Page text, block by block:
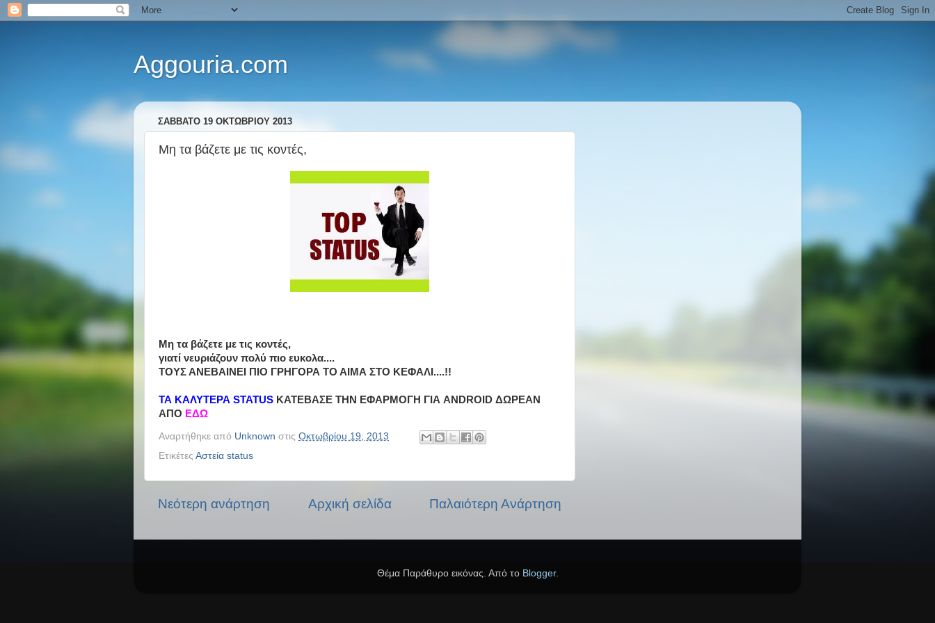
Aggouria.com
ΣΆΒΒΑΤΟ 19 ΟΚΤΩΒΡΊΟΥ 2013
Μη τα βάζετε με τις κοντές,
Μη τα βάζετε με τις κοντές,
γιατί νευριάζουν πολύ πιο ευκολα....
ΤΟΥΣ ΑΝΕΒΑΙΝΕΙ ΠΙΟ ΓΡΗΓΟΡΑ ΤΟ ΑΙΜΑ ΣΤΟ ΚΕΦΑΛΙ....!!
ΤΑ ΚΑΛΥΤΕΡΑ STATUS ΚΑΤΕΒΑΣΕ ΤΗΝ ΕΦΑΡΜΟΓΗ ΓΙΑ ANDROID ΔΩΡΕΑΝ
ΑΠΟ ΕΔΩ
Αναρτήθηκε από Unknown στις Οκτωβρίου 19, 2013
Ετικέτες Αστεία status
Νεότερη ανάρτηση Παλαιότερη Ανάρτηση
Αρχική σελίδα
Θέμα Παράθυρο εικόνας. Από το Blogger.